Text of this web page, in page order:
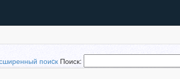
поиcк Поиск: